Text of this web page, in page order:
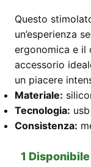
Questo
un’esperienza
ergonomica e il
accessorio
un piacere
Materiale:
Tecnologia: usb
Consistenza:
1 Disponibile